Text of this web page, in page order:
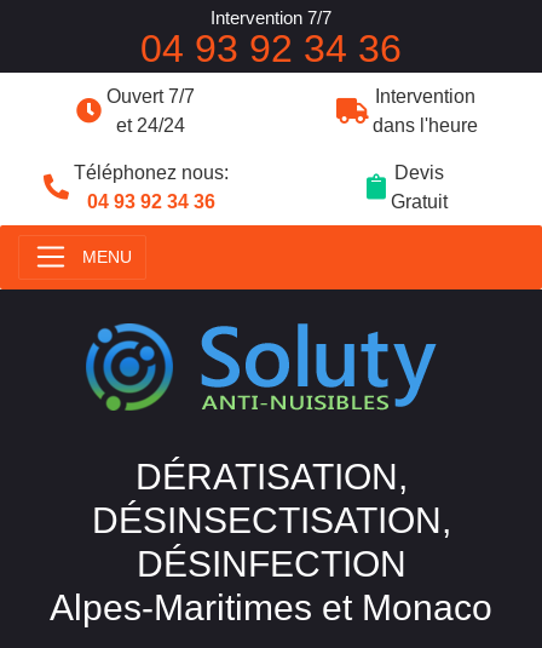
Ouvert 7/7
et 24/24
Intervention
dans l'heure
Téléphonez nous:
04 93 92 34 36
Devis
Gratuit
MENU
DÉRATISATION,
DÉSINSECTISATION,
DÉSINFECTION
Alpes-Maritimes et Monaco
Intervention 7/7
04 93 92 34 36